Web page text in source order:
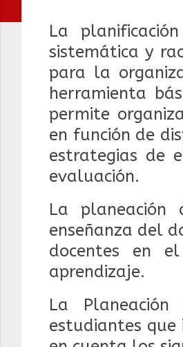
La
sistemática y
para la
herramienta
permite
en función de
estrategias de
evaluación.
La
enseñanza del
docentes en
aprendizaje.
La
estudiantes